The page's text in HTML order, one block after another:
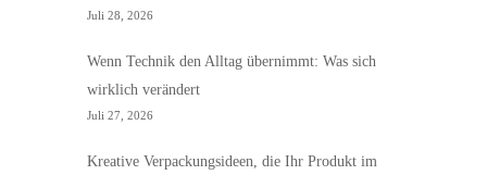
Juli 28, 2026
Wenn Technik den Alltag übernimmt: Was sich
wirklich verändert
Juli 27, 2026
Kreative Verpackungsideen, die Ihr Produkt im